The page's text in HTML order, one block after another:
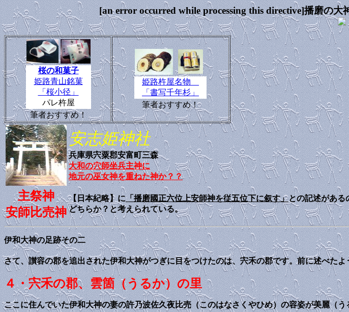
[an error occurred while processing this directive]播磨の
桜の和菓子
姫路青山銘菓
「桜小径」
パレ杵屋
筆者おすすめ！
姫路杵屋名物
「書写千年杉」
筆者おすすめ！
安志姫神社
兵庫県宍粟郡安富町三森
大和の穴師坐兵主神に
地元の巫女神を重ねた神か？？
主祭神
安師比売神
【日本紀略】に「播磨國正六位上安師神を従五位下に叙す」との記述がある
どちらか？と考えられている。
伊和大神の足跡その二
さて、讃容の郡を追出された伊和大神がつぎに目をつけたのは、宍禾の郡です。前に述べたよ
４・宍禾の郡、雲箇（うるか）の里
ここに住んでいた伊和大神の妻の許乃波佐久夜比売（このはなさくやひめ）の容姿が美麗（